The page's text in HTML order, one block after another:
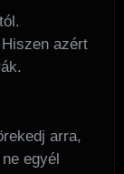
azért
arra,
egyél